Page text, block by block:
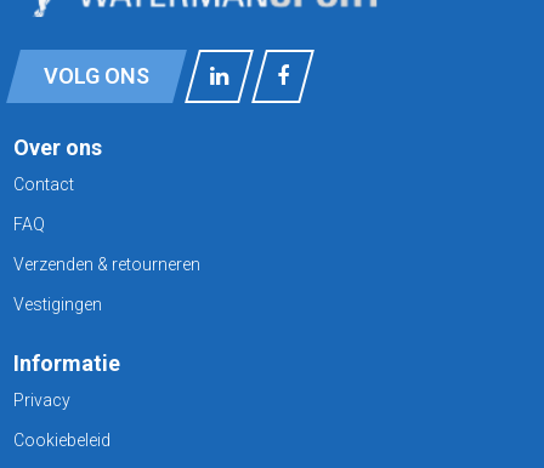
VOLG ONS
Over ons
Contact
FAQ
Verzenden & retourneren
Vestigingen
Informatie
Privacy
Cookiebeleid